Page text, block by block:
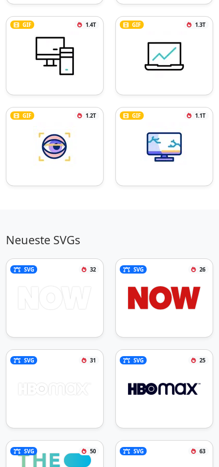
GIF 1.4T GIF 1.3T
GIF 1.2T GIF 1.1T
Neueste SVGs
SVG 32 SVG 26
SVG 31 SVG 25
SVG 50 SVG 63